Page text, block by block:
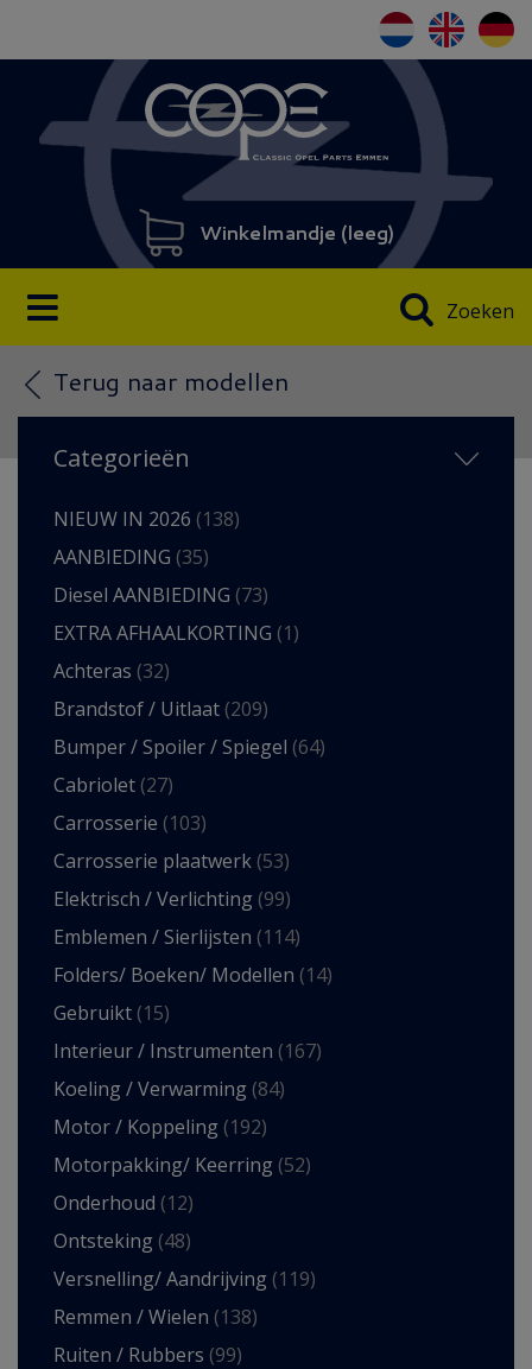
Winkelmandje (leeg)
Zoeken
Terug naar modellen
Categorieën
NIEUW IN 2026 (138)
AANBIEDING (35)
Diesel AANBIEDING (73)
EXTRA AFHAALKORTING (1)
Achteras (32)
Brandstof / Uitlaat (209)
Bumper / Spoiler / Spiegel (64)
Cabriolet (27)
Carrosserie (103)
Carrosserie plaatwerk (53)
Elektrisch / Verlichting (99)
Emblemen / Sierlijsten (114)
Folders/ Boeken/ Modellen (14)
Gebruikt (15)
Interieur / Instrumenten (167)
Koeling / Verwarming (84)
Motor / Koppeling (192)
Motorpakking/ Keerring (52)
Onderhoud (12)
Ontsteking (48)
Versnelling/ Aandrijving (119)
Remmen / Wielen (138)
Ruiten / Rubbers (99)